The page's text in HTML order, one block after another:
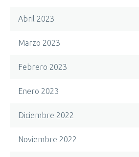
Abril 2023
Marzo 2023
Febrero 2023
Enero 2023
Diciembre 2022
Noviembre 2022